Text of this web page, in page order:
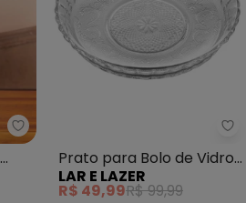
Mor - Garrafa Térmica Use
Prato para Bolo de Vidro
(Angel) 30x6
LAR E LAZER
R$ 49,99R$ 99,99